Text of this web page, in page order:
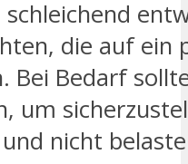
schleichend
die auf ein
Bei Bedarf
um
nicht